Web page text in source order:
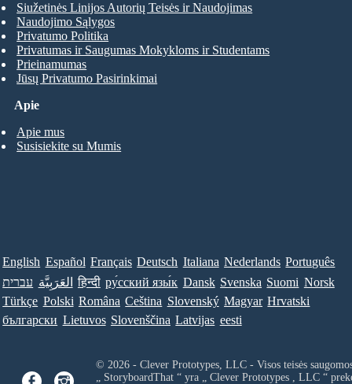
Apie
Apie mus
Susisiekite su Mumis
Siužetinės Linijos Autorių Teisės ir Naudojimas
Naudojimo Sąlygos
Privatumo Politika
Privatumas ir Saugumas Mokykloms ir Studentams
Prieinamumas
Jūsų Privatumo Pasirinkimai
English Español Français Deutsch Italiana Nederlands Português
עברית العَرَبِيَّة हिन्दी ру́сский язы́к Dansk Svenska Suomi Norsk
Türkçe Polski Româna Ceština Slovenský Magyar Hrvatski
български Lietuvos Slovenščina Latvijas eesti
© 2026 - Clever Prototypes, LLC - Visos teisės
„ StoryboardThat “ yra „ Clever Prototypes , LLC“